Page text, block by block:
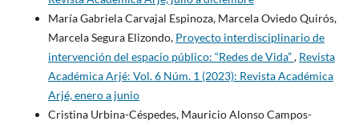
María Gabriela Carvajal Espinoza, Marcela Oviedo Quirós,
Marcela Segura Elizondo, Proyecto interdisciplinario de
intervención del espacio público: “Redes de Vida”, Revista
Académica Arjé: Vol. 6 Núm. 1 (2023): Revista Académica
Arjé, enero a junio
Cristina Urbina-Céspedes, Mauricio Alonso Campos-